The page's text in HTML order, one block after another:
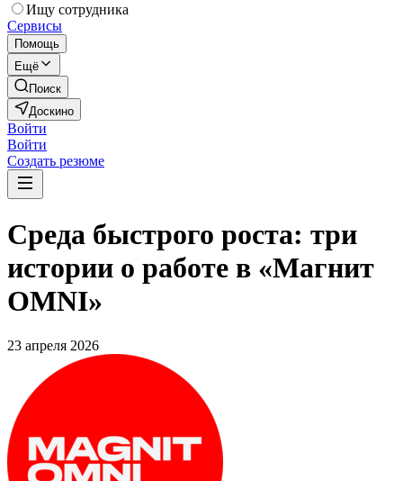
Ищу сотрудника
Сервисы
Помощь
Ещё
Поиск
Доскино
Войти
Войти
Создать резюме
Среда быстрого роста: три
истории о работе в «Магнит
OMNI»
23 апреля 2026